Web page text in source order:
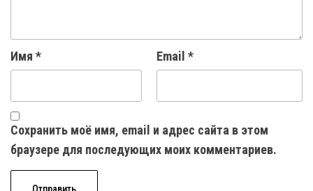
Имя * Email *
Сохранить моё имя, email и адрес сайта в этом
браузере для последующих моих комментариев.